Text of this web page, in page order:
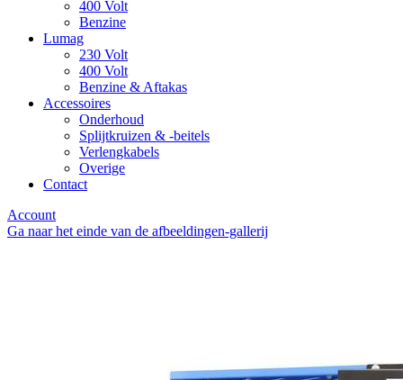
400 Volt
Benzine
Lumag
230 Volt
400 Volt
Benzine & Aftakas
Accessoires
Onderhoud
Splijtkruizen & -beitels
Verlengkabels
Overige
Contact
Account
Ga naar het einde van de afbeeldingen-gallerij